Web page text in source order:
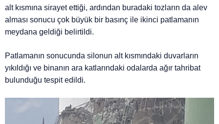
alt kısmına sirayet ettiği, ardından buradaki tozların da alev
alması sonucu çok büyük bir basınç ile ikinci patlamanın
meydana geldiği belirtildi.
Patlamanın sonucunda silonun alt kısmındaki duvarların
yıkıldığı ve binanın ara katlarındaki odalarda ağır tahribat
bulunduğu tespit edildi.